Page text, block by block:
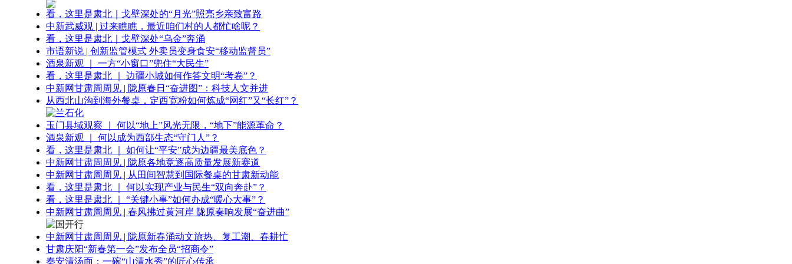
看，这里是肃北｜戈壁深处的“月光”照亮乡亲致富路
中新武威观 | 过来瞧瞧，最近咱们村的人都忙啥呢？
看，这里是肃北｜戈壁深处“乌金”奔涌
市语新说 | 创新监管模式 外卖员变身食安“移动监督员”
酒泉新观 ｜ 一方“小窗口”兜住“大民生”
看，这里是肃北 ｜ 边疆小城如何作答文明“考卷”？
中新网甘肃周周见 | 陇原春日“奋进图”：科技人文并进
从西北山沟到海外餐桌，定西宽粉如何炼成“网红”又“长红”？
玉门县域观察 ｜ 何以“地上”风光无限，“地下”能源革命？
酒泉新观 ｜ 何以成为西部生态“守门人”？
看，这里是肃北 ｜ 如何让“平安”成为边疆最美底色？
中新网甘肃周周见 | 陇原各地竞逐高质量发展新赛道
中新网甘肃周周见 | 从田间智慧到国际餐桌的甘肃新动能
看，这里是肃北 ｜ 何以实现产业与民生“双向奔赴”？
看，这里是肃北 ｜ “关键小事”如何办成“暖心大事”？
中新网甘肃周周见 | 春风拂过黄河岸 陇原奏响发展“奋进曲”
中新网甘肃周周见 | 陇原新春涌动文旅热、复工潮、春耕忙
甘肃庆阳“新春第一会”发布全员“招商令”
秦安清汤面：一碗“山清水秀”的匠心传承